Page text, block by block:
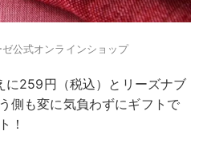
公式オンラインショップ
に259円（税込）とリーズナブ
側も変に気負わずにギフトで
！